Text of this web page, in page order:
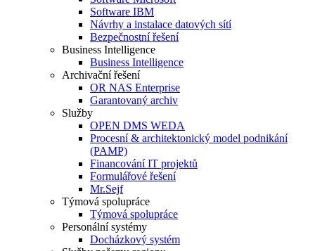
Software IBM
Návrhy a instalace datových sítí
Bezpečnostní řešení
Business Intelligence
Business Intelligence
Archivační řešení
OR NAS Enterprise
Garantovaný archiv
Služby
OPEN DMS WEDA
Procesní & architektonický model podnikání
(PAMP)
Financování IT projektů
Formulářové řešení
Mr.Sejf
Týmová spolupráce
Týmová spolupráce
Personální systémy
Docházkový systém